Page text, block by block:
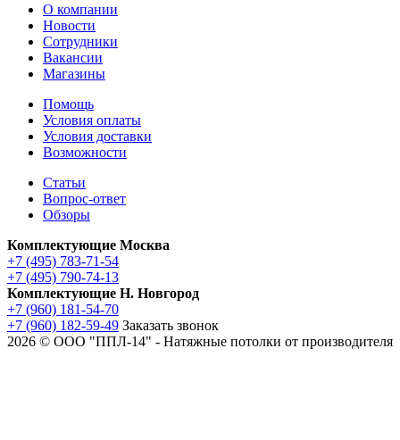
О компании
Новости
Сотрудники
Вакансии
Магазины
Помощь
Условия оплаты
Условия доставки
Возможности
Статьи
Вопрос-ответ
Обзоры
Комплектующие Москва
+7 (495) 783-71-54
+7 (495) 790-74-13
Комплектующие Н. Новгород
+7 (960) 181-54-70
+7 (960) 182-59-49 Заказать звонок
2026 © ООО "ППЛ-14" - Натяжные потолки от производителя